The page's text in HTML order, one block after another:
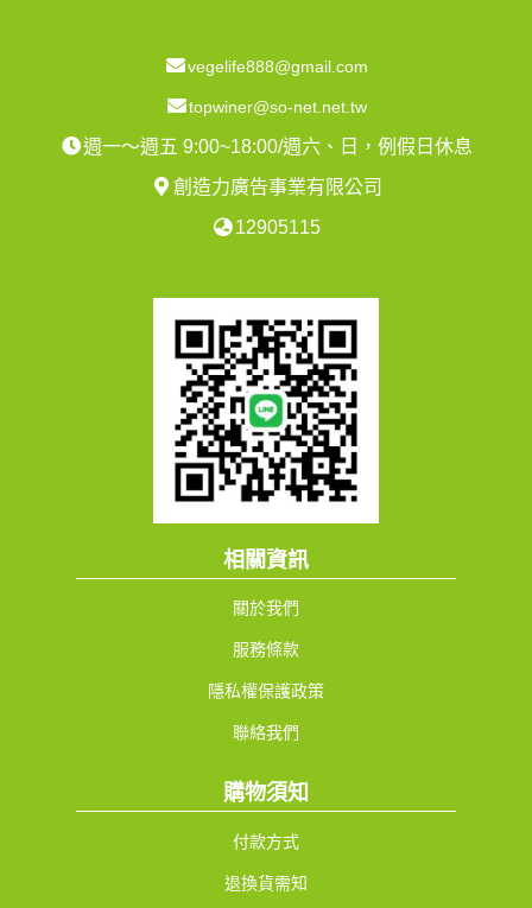
vegelife888@gmail.com
topwiner@so-net.net.tw
週一～週五 9:00~18:00/週六、日，例假日休息
創造力廣告事業有限公司
12905115
相關資訊
關於我們
服務條款
隱私權保護政策
聯絡我們
購物須知
付款方式
退換貨需知